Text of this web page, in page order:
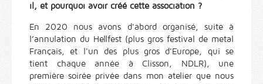
il, et pourquoi avoir créé cette association ?
En 2020 nous avons d'abord organisé, suite à
l’annulation du Hellfest (plus gros festival de metal
Français, et l'un des plus gros d'Europe, qui se
tient chaque année à Clisson, NDLR), une
première soirée privée dans mon atelier que nous